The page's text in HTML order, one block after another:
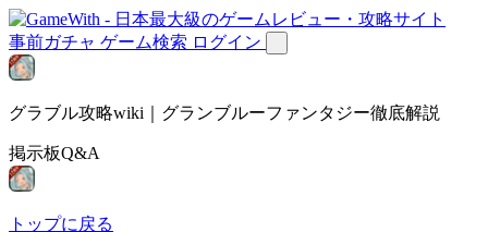
事前ガチャ ゲーム検索 ログイン
グラブル攻略wiki｜グランブルーファンタジー徹底解説
掲示板Q&A
トップに戻る